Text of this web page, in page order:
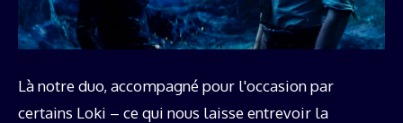
Là notre duo, accompagné pour l'occasion par
certains Loki – ce qui nous laisse entrevoir la